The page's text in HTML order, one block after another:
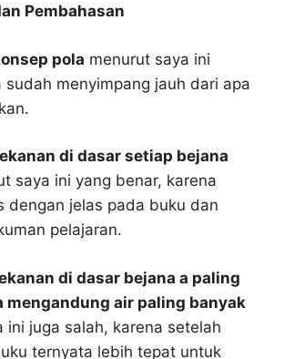
Pembahasan
pola menurut saya ini
sudah menyimpang jauh dari apa
di dasar setiap bejana
saya ini yang benar, karena
dengan jelas pada buku dan
pelajaran.
di dasar bejana a paling
mengandung air paling banyak
ini juga salah, karena setelah
ternyata lebih tepat untuk